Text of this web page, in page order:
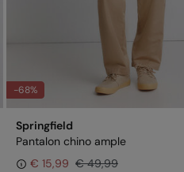
-68%
Springfield
Pantalon chino ample
€ 15,99 € 49,99